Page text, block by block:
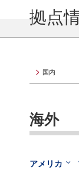
拠点
国内
海外
アメリカ